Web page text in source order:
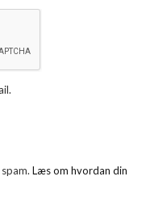
Læs om hvordan din